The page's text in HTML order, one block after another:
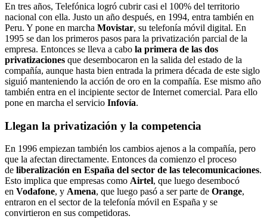
En tres años, Telefónica logró cubrir casi el 100% del territorio
nacional con ella. Justo un año después, en 1994, entra también en
Peru. Y pone en marcha Movistar, su telefonía móvil digital. En
1995 se dan los primeros pasos para la privatización parcial de la
empresa. Entonces se lleva a cabo la primera de las dos
privatizaciones que desembocaron en la salida del estado de la
compañía, aunque hasta bien entrada la primera década de este siglo
siguió manteniendo la acción de oro en la compañía. Ese mismo año
también entra en el incipiente sector de Internet comercial. Para ello
pone en marcha el servicio Infovía.
Llegan la privatización y la competencia
En 1996 empiezan también los cambios ajenos a la compañía, pero
que la afectan directamente. Entonces da comienzo el proceso
de liberalización en España del sector de las telecomunicaciones.
Esto implica que empresas como Airtel, que luego desembocó
en Vodafone, y Amena, que luego pasó a ser parte de Orange,
entraron en el sector de la telefonía móvil en España y se
convirtieron en sus competidoras.